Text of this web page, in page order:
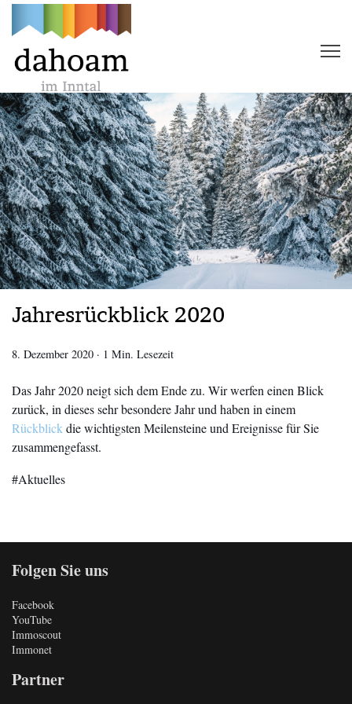
Jahresrückblick 2020
8. Dezember 2020 · 1 Min. Lesezeit
Das Jahr 2020 neigt sich dem Ende zu. Wir werfen einen Blick
zurück, in dieses sehr besondere Jahr und haben in einem
Rückblickdie wichtigsten Meilensteine und Ereignisse für Sie
zusammengefasst.
Aktuelles
Folgen Sie uns
Facebook
YouTube
Immoscout
Immonet
Partner